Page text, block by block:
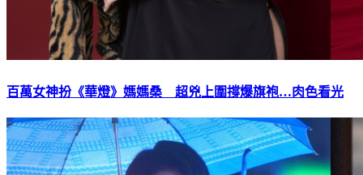
百萬女神扮《華燈》媽媽桑 超兇上圍撐爆旗袍…肉色看光